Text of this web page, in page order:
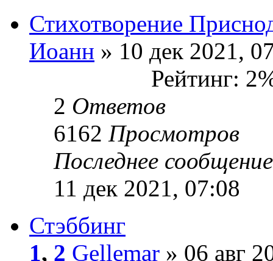
Стихотворение
Иоанн » 10 дек 2021,
Рейтинг:
2 Ответов
6162 Просмотров
Последнее
11 дек 2021, 07:08
Стэббинг
1, 2 Gellemar » 06 авг